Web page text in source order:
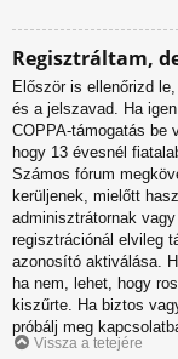
Regisztráltam,
Először is ellenőrizd
és a jelszavad. Ha
COPPA-támogatás be
hogy 13 évesnél
Számos fórum
kerüljenek, mielőtt
adminisztrátornak
regisztrációnál elvileg
azonosító aktiválása.
ha nem, lehet, hogy
kiszűrte. Ha biztos
próbálj meg
Vissza a tetejére